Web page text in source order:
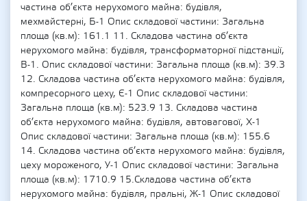
частина об’єкта нерухомого майна: будівля,
мехмайстерні, Б-1 Опис складової частини: Загальна
площа (кв.м): 161.1 11. Складова частина об’єкта
нерухомого майна: будівля, трансформаторної підстанції,
В-1. Опис складової частини: Загальна площа (кв.м): 39.3
12. Складова частина об’єкта нерухомого майна: будівля,
компресорного цеху, Є-1 Опис складової частини:
Загальна площа (кв.м): 523.9 13. Складова частина
об’єкта нерухомого майна: будівля, автовагової, Х-1
Опис складової частини: Загальна площа (кв.м): 155.6
14. Складова частина об’єкта нерухомого майна: будівля,
цеху мороженого, У-1 Опис складової частини: Загальна
площа (кв.м): 1710.9 15.Складова частина об’єкта
нерухомого майна: будівля, пральні, Ж-1 Опис складової